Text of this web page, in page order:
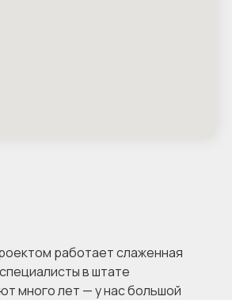
работает слаженная
в штате
много лет — у нас большой